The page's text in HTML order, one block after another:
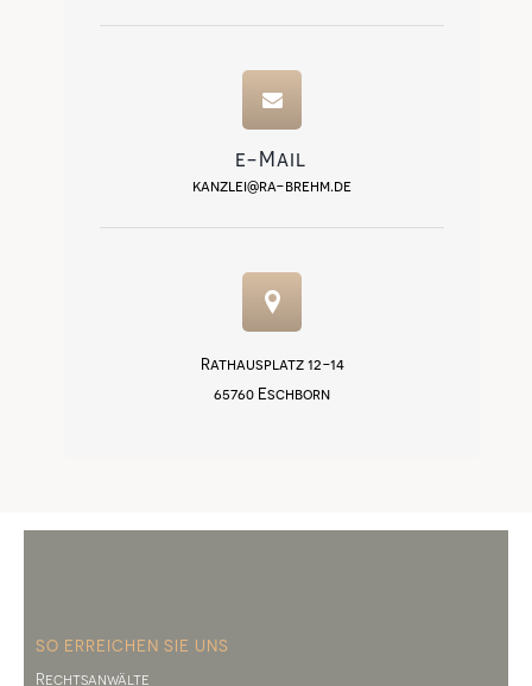
e-Mail
kanzlei@ra-brehm.de
Rathausplatz 12-14
65760 Eschborn
SO ERREICHEN SIE UNS
Rechtsanwälte